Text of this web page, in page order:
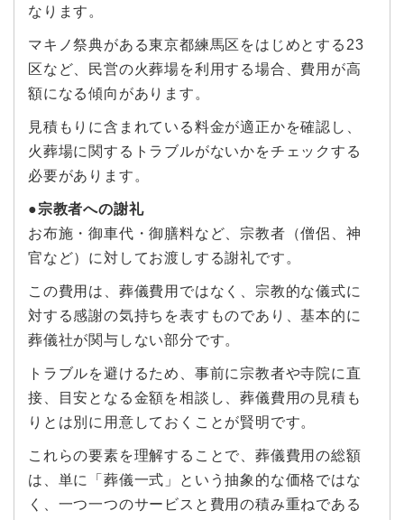
なります。
マキノ祭典がある東京都練馬区をはじめとする23
区など、民営の火葬場を利用する場合、費用が高
額になる傾向があります。
見積もりに含まれている料金が適正かを確認し、
火葬場に関するトラブルがないかをチェックする
必要があります。
●宗教者への謝礼
お布施・御車代・御膳料など、宗教者（僧侶、神
官など）に対してお渡しする謝礼です。
この費用は、葬儀費用ではなく、宗教的な儀式に
対する感謝の気持ちを表すものであり、基本的に
葬儀社が関与しない部分です。
トラブルを避けるため、事前に宗教者や寺院に直
接、目安となる金額を相談し、葬儀費用の見積も
りとは別に用意しておくことが賢明です。
これらの要素を理解することで、葬儀費用の総額
は、単に「葬儀一式」という抽象的な価格ではな
く、一つ一つのサービスと費用の積み重ねである